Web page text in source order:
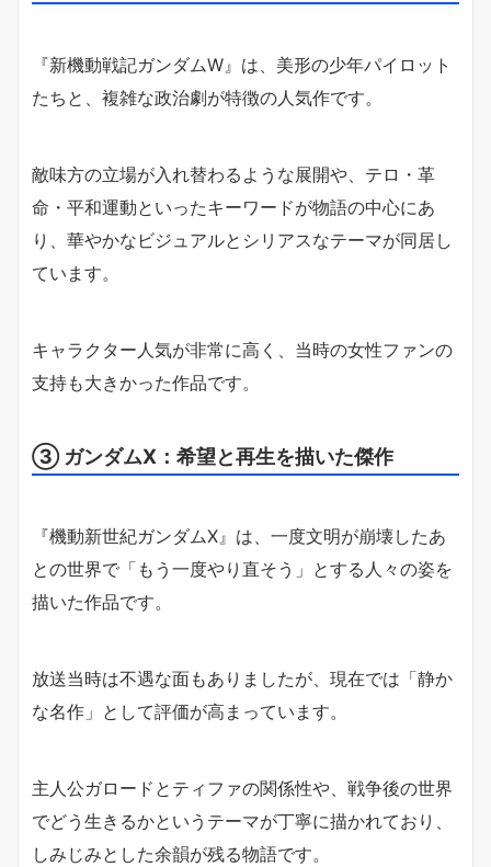
『新機動戦記ガンダムW』は、美形の少年パイロット
たちと、複雑な政治劇が特徴の人気作です。
敵味方の立場が入れ替わるような展開や、テロ・革
命・平和運動といったキーワードが物語の中心にあ
り、華やかなビジュアルとシリアスなテーマが同居し
ています。
キャラクター人気が非常に高く、当時の女性ファンの
支持も大きかった作品です。
③ ガンダムX：希望と再生を描いた傑作
『機動新世紀ガンダムX』は、一度文明が崩壊したあ
との世界で「もう一度やり直そう」とする人々の姿を
描いた作品です。
放送当時は不遇な面もありましたが、現在では「静か
な名作」として評価が高まっています。
主人公ガロードとティファの関係性や、戦争後の世界
でどう生きるかというテーマが丁寧に描かれており、
しみじみとした余韻が残る物語です。